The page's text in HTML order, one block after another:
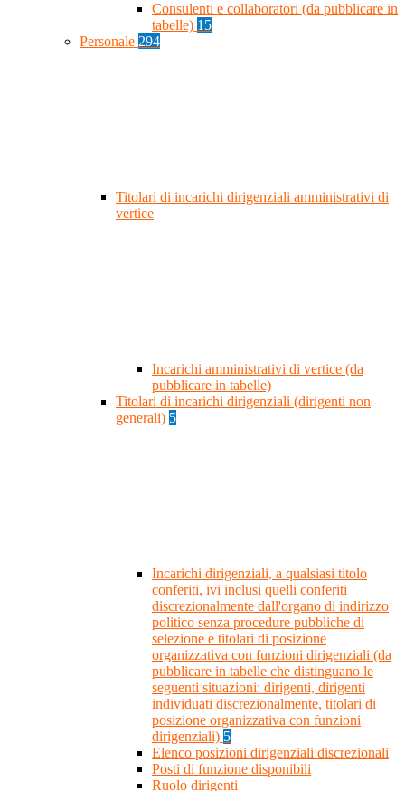
Consulenti e collaboratori (da pubblicare in
tabelle) 15
Personale 294
Titolari di incarichi dirigenziali amministrativi di
vertice
Incarichi amministrativi di vertice (da
pubblicare in tabelle)
Titolari di incarichi dirigenziali (dirigenti non
generali) 5
Incarichi dirigenziali, a qualsiasi titolo
conferiti, ivi inclusi quelli conferiti
discrezionalmente dall'organo di indirizzo
politico senza procedure pubbliche di
selezione e titolari di posizione
organizzativa con funzioni dirigenziali (da
pubblicare in tabelle che distinguano le
seguenti situazioni: dirigenti, dirigenti
individuati discrezionalmente, titolari di
posizione organizzativa con funzioni
dirigenziali) 5
Elenco posizioni dirigenziali discrezionali
Posti di funzione disponibili
Ruolo dirigenti